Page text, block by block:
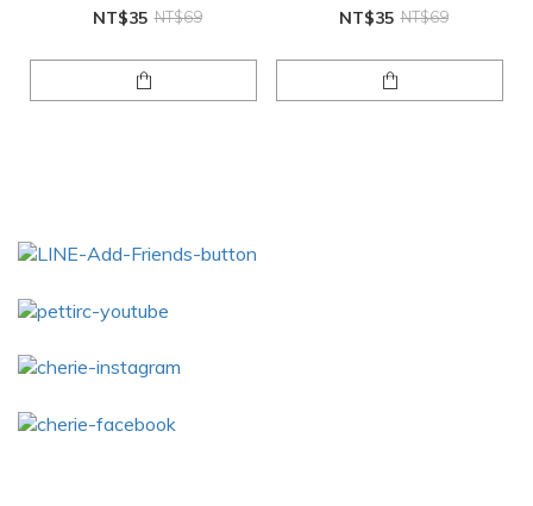
NT$35 NT$69 NT$35 NT$69